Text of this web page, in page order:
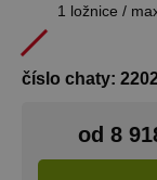
1 ložnice /
číslo chaty:
od 8